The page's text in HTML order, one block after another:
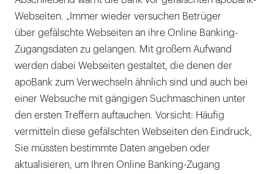
Webseiten. „Immer wieder versuchen Betrüger
über gefälschte Webseiten an ihre Online Banking-
Zugangsdaten zu gelangen. Mit großem Aufwand
werden dabei Webseiten gestaltet, die denen der
apoBank zum Verwechseln ähnlich sind und auch bei
einer Websuche mit gängigen Suchmaschinen unter
den ersten Treffern auftauchen. Vorsicht: Häufig
vermitteln diese gefälschten Webseiten den Eindruck,
Sie müssten bestimmte Daten angeben oder
aktualisieren, um Ihren Online Banking-Zugang